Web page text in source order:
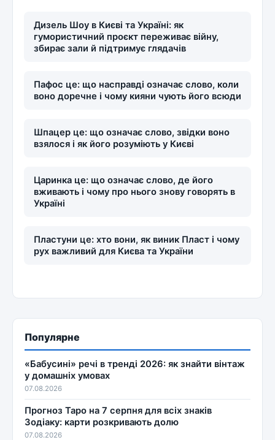
Дизель Шоу в Києві та Україні: як
гумористичний проєкт переживає війну,
збирає зали й підтримує глядачів
Пафос це: що насправді означає слово, коли
воно доречне і чому кияни чують його всюди
Шпацер це: що означає слово, звідки воно
взялося і як його розуміють у Києві
Царинка це: що означає слово, де його
вживають і чому про нього знову говорять в
Україні
Пластуни це: хто вони, як виник Пласт і чому
рух важливий для Києва та України
Популярне
«Бабусині» речі в тренді 2026: як знайти вінтаж
у домашніх умовах
07.08.2026
Прогноз Таро на 7 серпня для всіх знаків
Зодіаку: карти розкривають долю
07.08.2026